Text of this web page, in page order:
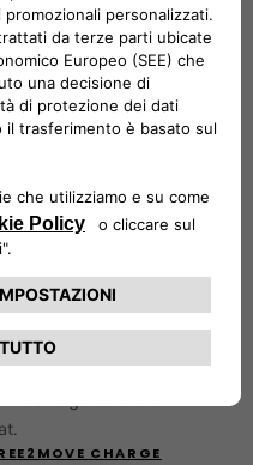
Charge per ottenere
alla guida e alla
CHARGE